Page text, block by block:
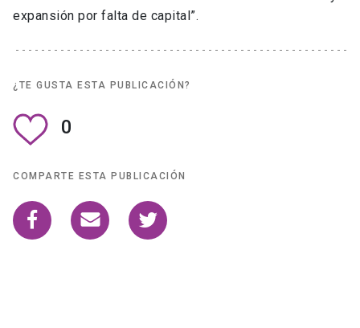
expansión por falta de capital”.
¿TE GUSTA ESTA PUBLICACIÓN?
0
COMPARTE ESTA PUBLICACIÓN